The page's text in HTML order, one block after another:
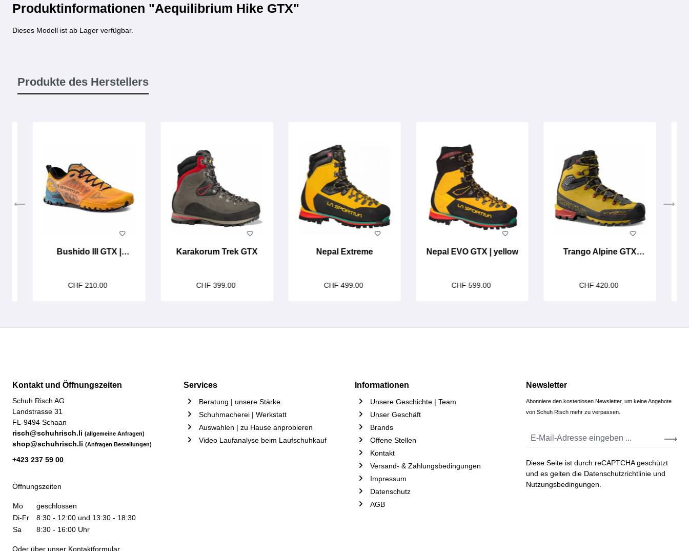
Produktinformationen "Aequilibrium Hike GTX"
Dieses Modell ist ab Lager verfügbar.
Produkte des Herstellers
Bushido III GTX |
CHF 210.00
Karakorum Trek GTX
CHF 399.00
Nepal Extreme
CHF 499.00
Nepal EVO GTX | yellow
CHF 599.00
Trango Alpine GTX
CHF 420.00
Kontakt und Öffnungszeiten
Schuh Risch AG
Landstrasse 31
FL-9494 Schaan
risch@schuhrisch.li (allgemeine Anfragen)
shop@schuhrisch.li (Anfragen Bestellungen)
+423 237 59 00
Öffnungszeiten
Mo
geschlossen
Di-Fr
8:30 - 12:00 und 13:30 - 18:30
Sa
8:30 - 16:00 Uhr
Oder über unser Kontaktformular.
Services
Beratung | unsere Stärke
Schuhmacherei | Werkstatt
Auswahlen | zu Hause anprobieren
Video Laufanalyse beim Laufschuhkauf
Informationen
Unsere Geschichte | Team
Unser Geschäft
Brands
Offene Stellen
Kontakt
Versand- & Zahlungsbedingungen
Impressum
Datenschutz
AGB
Newsletter
Abonniere den kostenlosen Newsletter, um keine Angebote
von Schuh Risch mehr zu verpassen.
Diese Seite ist durch reCAPTCHA geschützt
und es gelten die Datenschutzrichtlinie und
Nutzungsbedingungen